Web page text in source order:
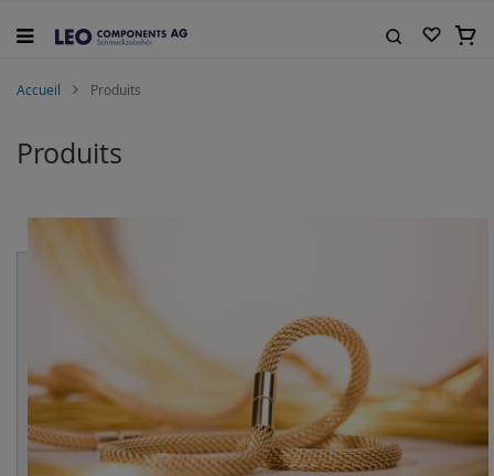
au
Mon
Accueil Produits
Produits